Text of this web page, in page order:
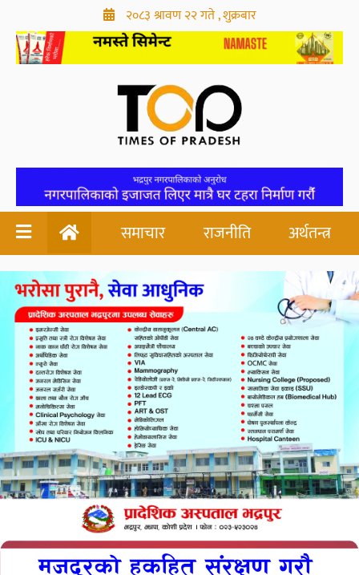
२०८३ श्रावण २२ गते , शुक्रबार
समाचार राजनीति अर्थतन्त्र